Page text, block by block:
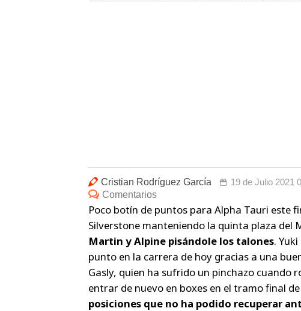
Cristian Rodríguez García
19 de Julio 2021
Comentarios
Poco botín de puntos para Alpha Tauri este
Silverstone manteniendo la quinta plaza del
Martin y Alpine pisándole los talones.
punto en la carrera de hoy gracias a una
Gasly, quien ha sufrido un pinchazo cuando
entrar de nuevo en boxes en el tramo final
posiciones que no ha podido recuperar